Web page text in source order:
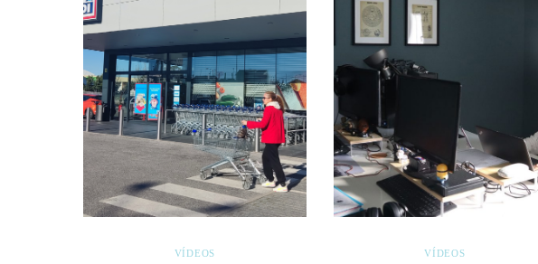
VÍDEOS VÍDEOS